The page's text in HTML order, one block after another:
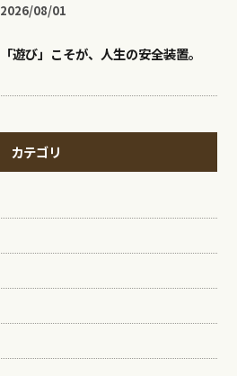
2026/08/01
「遊び」こそが、人生の安全装置。
カテゴリ